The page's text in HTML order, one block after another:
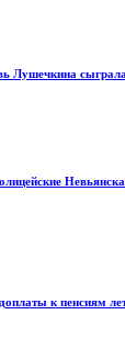
Лушечкина
к пенсиям